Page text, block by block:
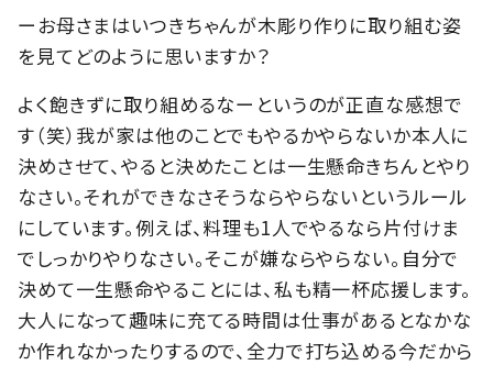
ーお母さまはいつきちゃんが木彫り作りに取り組む姿
を見てどのように思いますか？
よく飽きずに取り組めるなーというのが正直な感想で
す（笑）我が家は他のことでもやるかやらないか本人に
決めさせて、やると決めたことは一生懸命きちんとやり
なさい。それができなさそうならやらないというルール
にしています。例えば、料理も1人でやるなら片付けま
でしっかりやりなさい。そこが嫌ならやらない。自分で
決めて一生懸命やることには、私も精一杯応援します。
大人になって趣味に充てる時間は仕事があるとなかな
か作れなかったりするので、全力で打ち込める今だから